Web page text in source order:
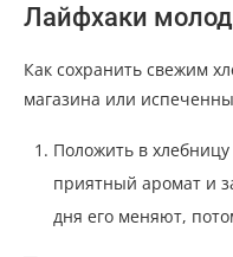
Лайфхаки
Как сохранить свежим
магазина или
Положить в
приятный аромат и
дня его меняют,